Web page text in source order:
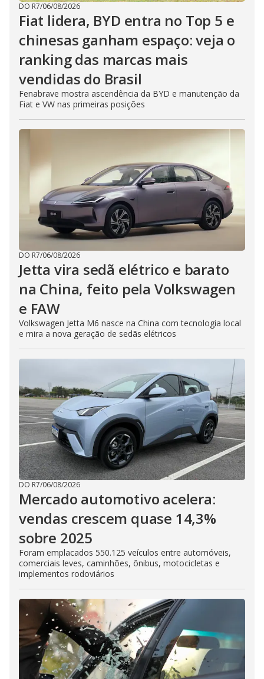
DO R7/06/08/2026
Fiat lidera, BYD entra no Top 5 e
chinesas ganham espaço: veja o
ranking das marcas mais
vendidas do Brasil
Fenabrave mostra ascendência da BYD e manutenção da
Fiat e VW nas primeiras posições
DO R7/06/08/2026
Jetta vira sedã elétrico e barato
na China, feito pela Volkswagen
e FAW
Volkswagen Jetta M6 nasce na China com tecnologia local
e mira a nova geração de sedãs elétricos
DO R7/06/08/2026
Mercado automotivo acelera:
vendas crescem quase 14,3%
sobre 2025
Foram emplacados 550.125 veículos entre automóveis,
comerciais leves, caminhões, ônibus, motocicletas e
implementos rodoviários